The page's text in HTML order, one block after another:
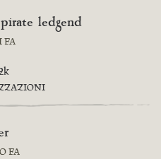
ledgend
FA
FA